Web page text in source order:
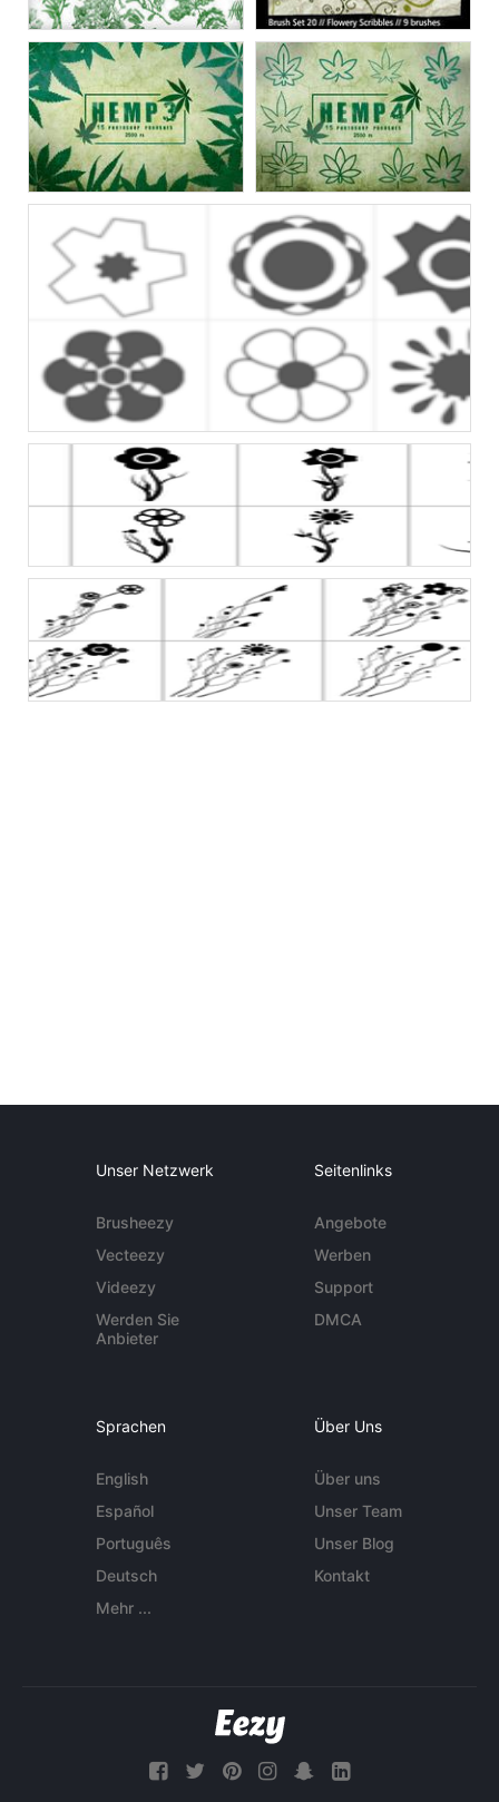
Unser Netzwerk
Brusheezy
Vecteezy
Videezy
Werden Sie
Anbieter
Seitenlinks
Angebote
Werben
Support
DMCA
Sprachen
English
Español
Português
Deutsch
Mehr ...
Über Uns
Über uns
Unser Team
Unser Blog
Kontakt